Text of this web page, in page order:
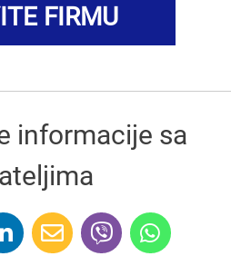
FIRMU
informacije sa